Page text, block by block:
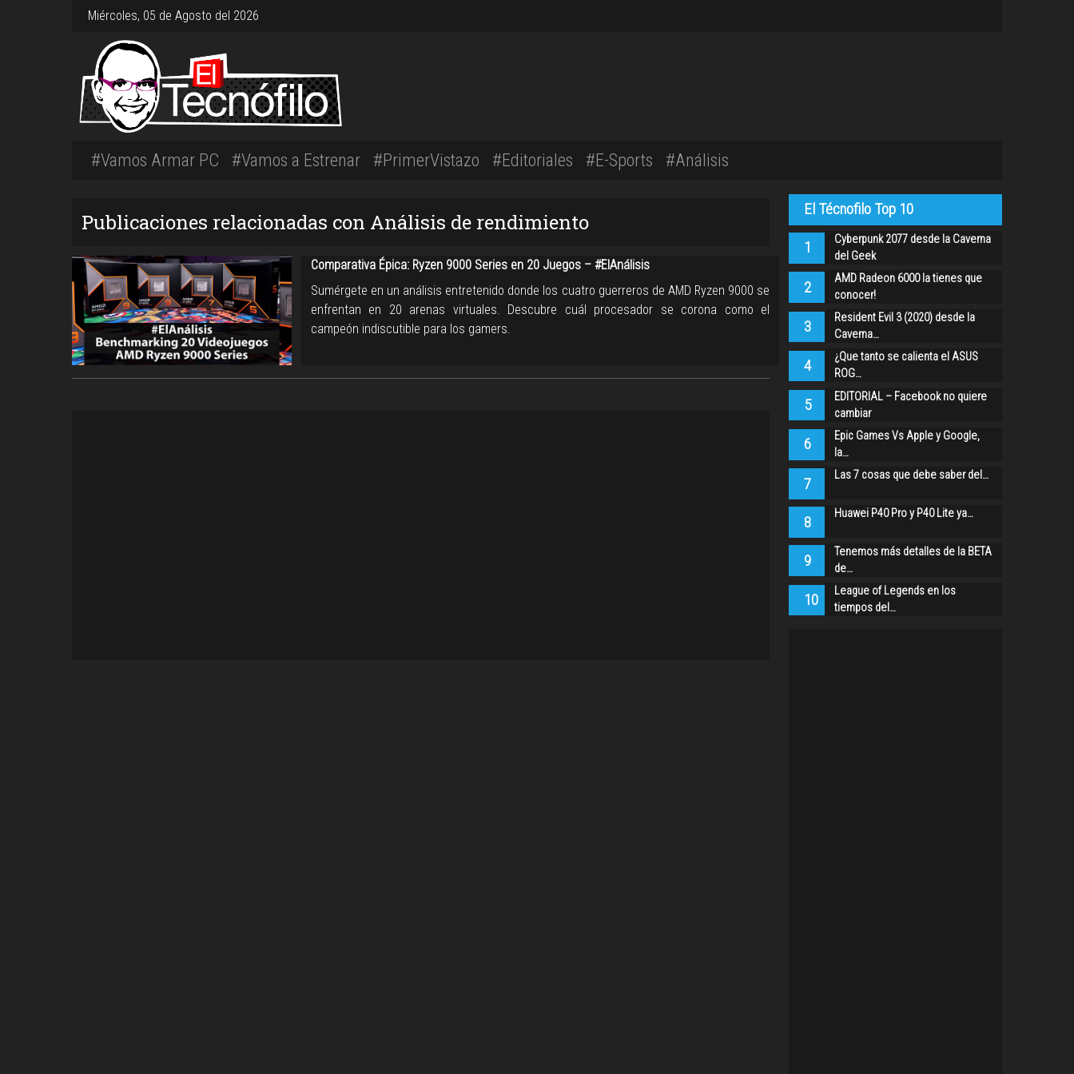
Miércoles, 05 de Agosto del 2026
#Vamos Armar PC #Vamos a Estrenar #PrimerVistazo #Editoriales #E-Sports #Análisis
Publicaciones relacionadas con Análisis de rendimiento
Comparativa Épica: Ryzen 9000 Series en 20 Juegos – #ElAnálisis
Sumérgete en un análisis entretenido donde los cuatro guerreros de AMD Ryzen 9000 se
enfrentan en 20 arenas virtuales. Descubre cuál procesador se corona como el
campeón indiscutible para los gamers.
El Técnofilo Top 10
1
Cyberpunk 2077 desde la Caverna
del Geek
2
AMD Radeon 6000 la tienes que
conocer!
3
Resident Evil 3 (2020) desde la
Caverna…
4
¿Que tanto se calienta el ASUS
ROG…
5
EDITORIAL – Facebook no quiere
cambiar
6
Epic Games Vs Apple y Google,
la…
7 Las 7 cosas que debe saber del…
8 Huawei P40 Pro y P40 Lite ya…
9
Tenemos más detalles de la BETA
de…
10
League of Legends en los
tiempos del…